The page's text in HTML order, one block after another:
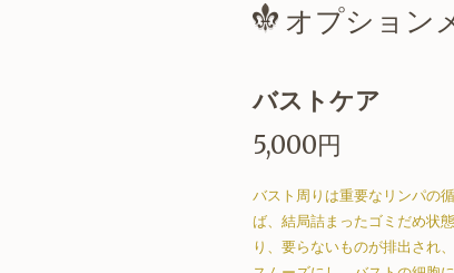
オプション
バストケア
5,000円
バスト周りは重要なリンパの
ば、結局詰まったゴミだめ状
り、要らないものが排出され